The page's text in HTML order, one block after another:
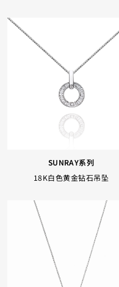
SUNRAY系列
18K白色黄金钻石吊坠